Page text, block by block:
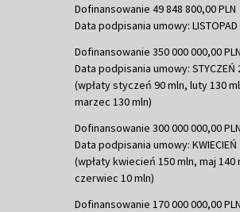
Dofinansowanie 49 848 800,00 PLN
Data podpisania umowy: LISTOPAD
Dofinansowanie 350 000 000,00 PLN
Data podpisania umowy: STYCZEŃ
(wpłaty styczeń 90 mln, luty 130
marzec 130 mln)
Dofinansowanie 300 000 000,00 PLN
Data podpisania umowy: KWIECIEŃ
(wpłaty kwiecień 150 mln, maj 140
czerwiec 10 mln)
Dofinansowanie 170 000 000,00 PLN